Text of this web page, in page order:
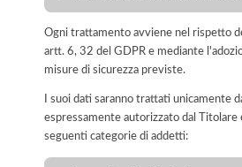
Ogni trattamento avviene nel rispetto
artt. 6, 32 del GDPR e mediante
misure di sicurezza previste.
I suoi dati saranno trattati unicamente
espressamente autorizzato dal Titolare
seguenti categorie di addetti: